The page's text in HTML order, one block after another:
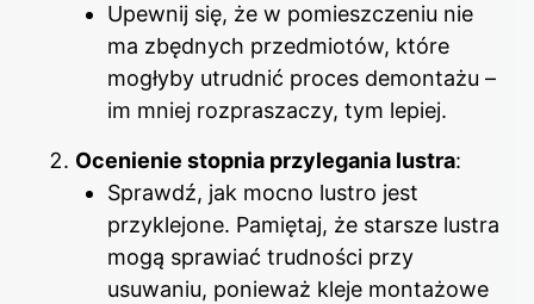
Upewnij się, że w pomieszczeniu nie
ma zbędnych przedmiotów, które
mogłyby utrudnić proces demontażu –
im mniej rozpraszaczy, tym lepiej.
Ocenienie stopnia przylegania lustra:
Sprawdź, jak mocno lustro jest
przyklejone. Pamiętaj, że starsze lustra
mogą sprawiać trudności przy
usuwaniu, ponieważ kleje montażowe